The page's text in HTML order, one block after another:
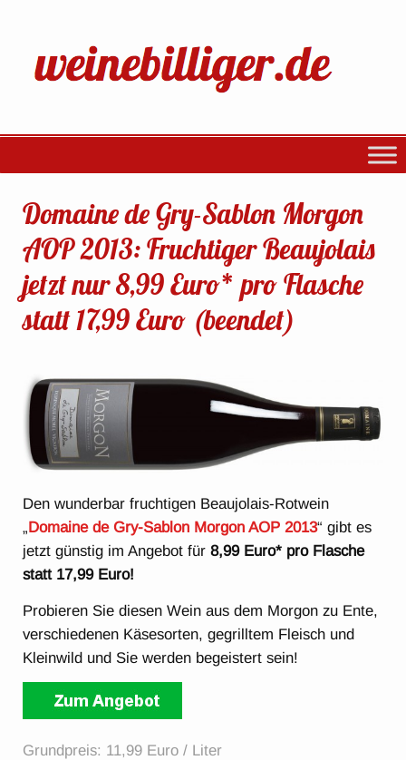
Domaine de Gry-Sablon Morgon
AOP 2013: Fruchtiger Beaujolais
jetzt nur 8,99 Euro* pro Flasche
statt 17,99 Euro (beendet)
Den wunderbar fruchtigen Beaujolais-Rotwein
„ Domaine de Gry-Sablon Morgon AOP 2013“ gibt es
jetzt günstig im Angebot für8,99 Euro* pro Flasche
statt 17,99 Euro!
Probieren Sie diesen Wein aus dem Morgon zu Ente,
verschiedenen Käsesorten, gegrilltem Fleisch und
Kleinwild und Sie werden begeistert sein!
Grundpreis: 11,99 Euro / Liter